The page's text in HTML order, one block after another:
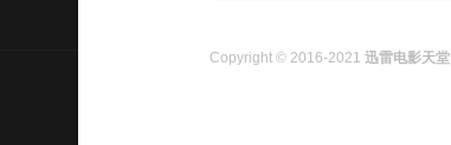
Copyright © 2016-2021迅雷电影天堂